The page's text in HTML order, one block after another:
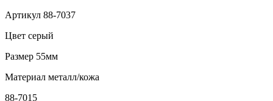
Артикул 88-7037
Цвет серый
Размер 55мм
Материал металл/кожа
88-7015